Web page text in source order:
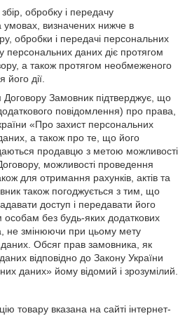
обробку і передачу
визначених нижче в
обробки і передачі персональних
персональних даних діє протягом
а також протягом необмеженого
його дії.
Договору Замовник підтверджує, що
повідомлення) про права,
«Про захист персональних
а також про те, що його
продавцю з метою можливості
можливості проведення
для отримання рахунків, актів та
також погоджується з тим, що
доступ і передавати його
особам без будь-яких додаткових
не змінюючи при цьому мету
Обсяг прав замовника, як
відповідно до Закону України
даних» йому відомий і зрозумілий.
товару вказана на сайті інтернет-